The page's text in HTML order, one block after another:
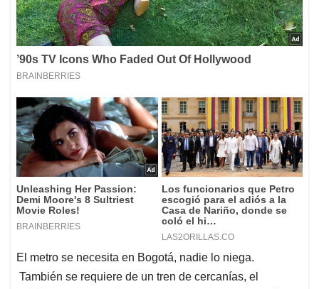
El metro se necesita en Bogotá, nadie lo niega.
También se requiere de un tren de cercanías, el